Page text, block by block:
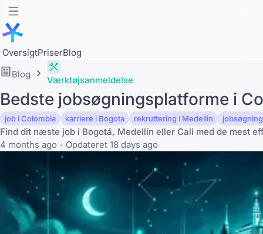
OversigtPriserBlog
Blog
Værktøjsanmeldelse
Bedste jobsøgningsplatforme i
job i Colombia karriere i Bogota rekruttering i Medellin
Find dit næste job i Bogotá, Medellín eller Cali med de mest
4 months ago - Opdateret 18 days ago